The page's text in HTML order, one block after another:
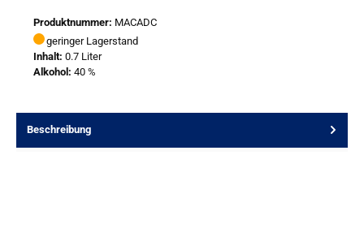
Produktnummer: MACADC
geringer Lagerstand
Inhalt: 0.7 Liter
Alkohol: 40 %
Beschreibung